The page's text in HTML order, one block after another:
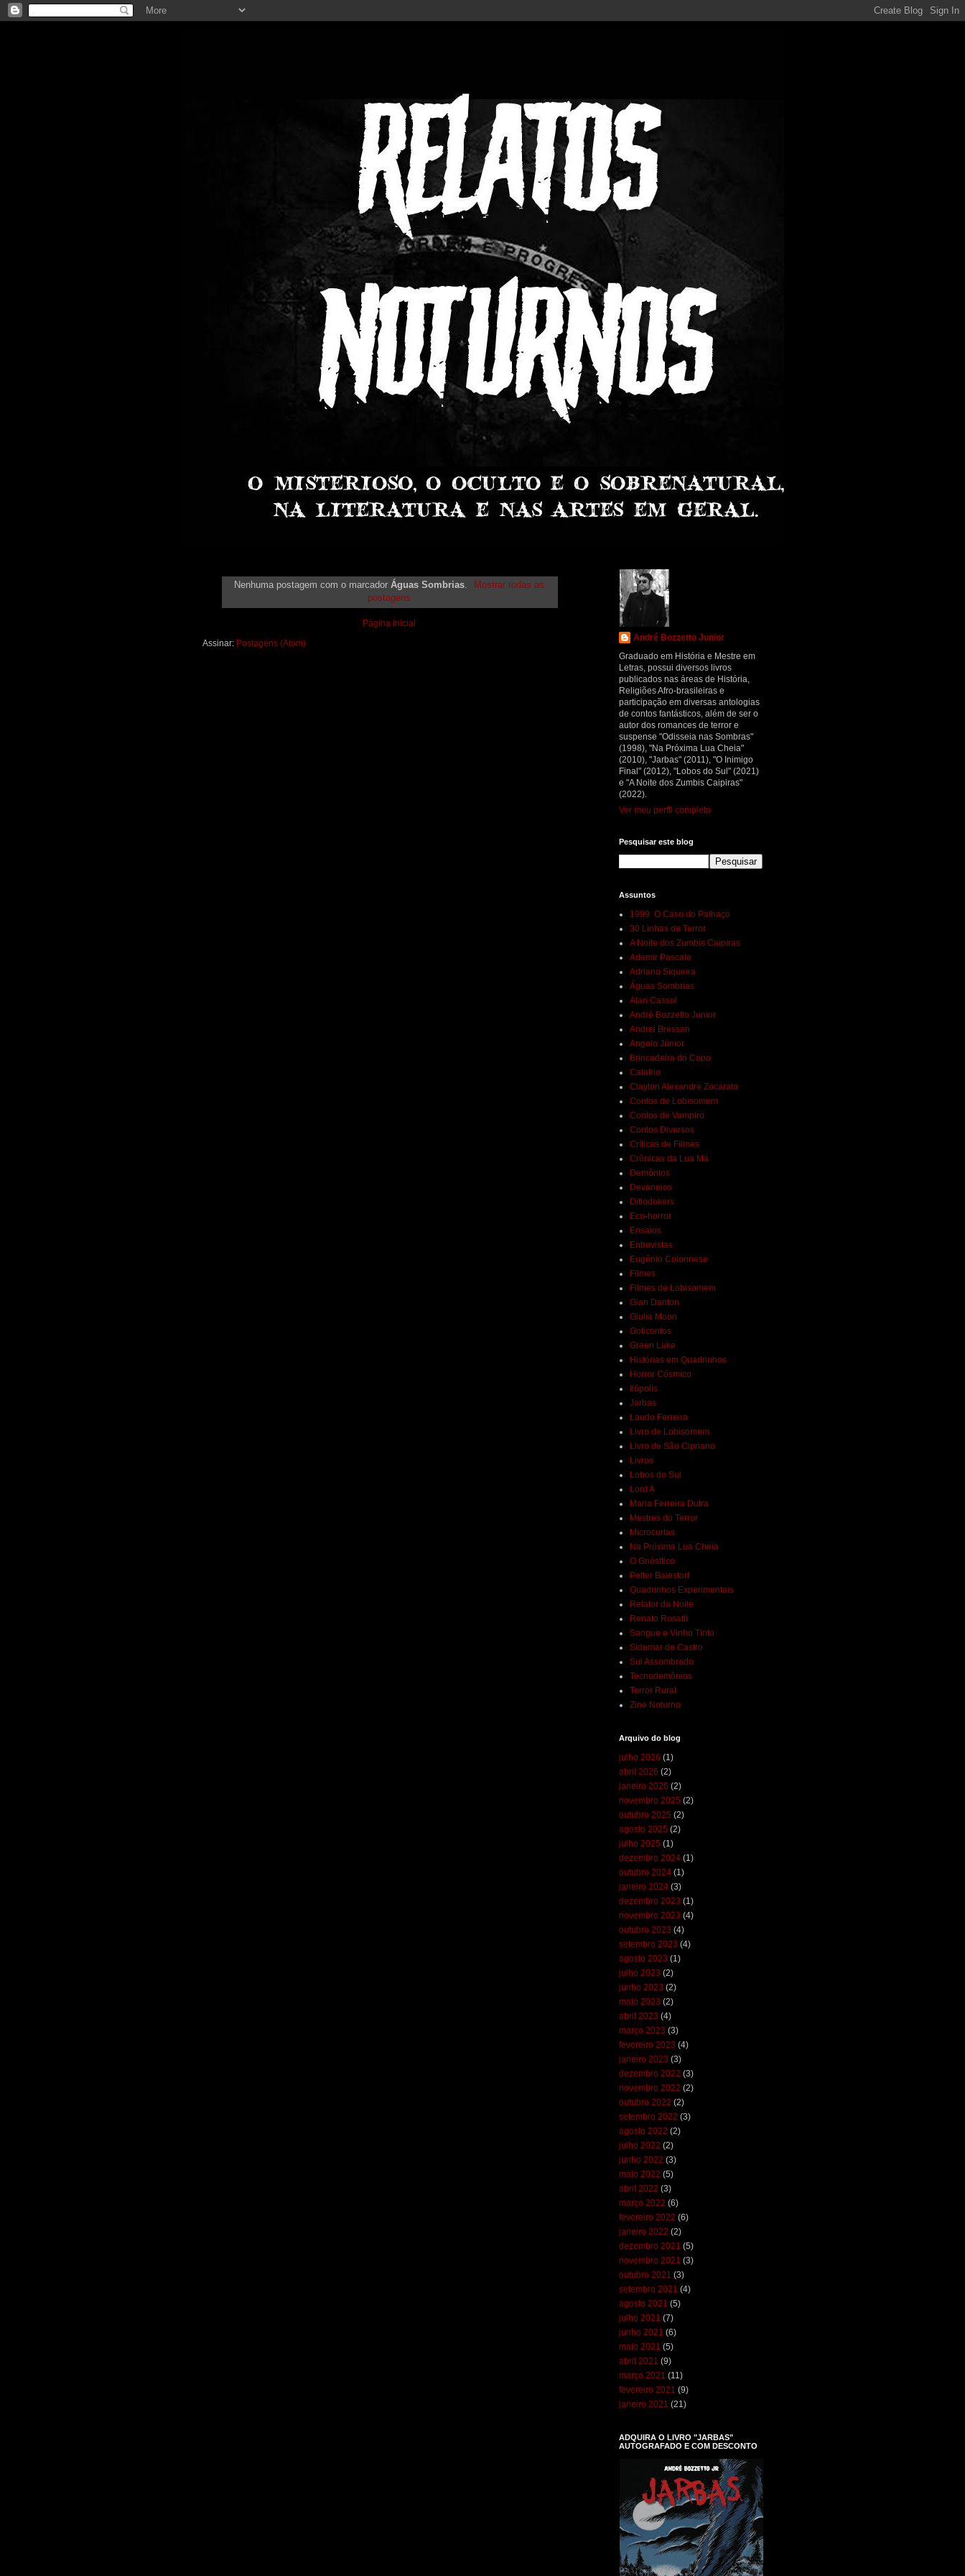
Nenhuma postagem com o marcador Águas Sombrias.
Mostrar todas as
postagens
Página inicial
Assinar: Postagens (Atom)
André Bozzetto Junior
Graduado em História e Mestre em
Letras, possui diversos livros
publicados nas áreas de História,
Religiões Afro-brasileiras e
participação em diversas antologias
de contos fantásticos, além de ser o
autor dos romances de terror e
suspense "Odisseia nas Sombras"
(1998), "Na Próxima Lua Cheia"
(2010), "Jarbas" (2011), "O Inimigo
Final" (2012), "Lobos do Sul" (2021)
e "A Noite dos Zumbis Caipiras"
(2022).
Ver meu perfil completo
Pesquisar este blog
Assuntos
1999: O Caso do Palhaço
30 Linhas de Terror
A Noite dos Zumbis Caipiras
Ademir Pascale
Adriano Siqueira
Águas Sombrias
Alan Cassol
André Bozzetto Junior
Andrei Bressan
Angelo Júnior
Brincadeira do Copo
Calafrio
Clayton Alexandre Zocarato
Contos de Lobisomem
Contos de Vampiro
Contos Diversos
Críticas de Filmes
Crônicas da Lua Má
Demônios
Devaneios
Dillodokers
Eco-horror
Ensaios
Entrevistas
Eugênio Colonnese
Filmes
Filmes de Lobisomem
Gian Danton
Giulia Moon
Goticontos
Green Lake
Histórias em Quadrinhos
Horror Cósmico
Ilópolis
Jarbas
Laudo Ferreira
Livro de Lobisomem
Livro de São Cipriano
Livros
Lobos do Sul
Lord A
Maria Ferreira Dutra
Mestres do Terror
Microcurtas
Na Próxima Lua Cheia
O Gnósttico
Petter Baiestorf
Quadrinhos Experimentais
Relator da Noite
Renato Rosatti
Sangue e Vinho Tinto
Sidemar de Castro
Sul Assombrado
Tecnodemônios
Terror Rural
Zine Noturno
Arquivo do blog
julho 2026 (1)
abril 2026 (2)
janeiro 2026 (2)
novembro 2025 (2)
outubro 2025 (2)
agosto 2025 (2)
julho 2025 (1)
dezembro 2024 (1)
outubro 2024 (1)
janeiro 2024 (3)
dezembro 2023 (1)
novembro 2023 (4)
outubro 2023 (4)
setembro 2023 (4)
agosto 2023 (1)
julho 2023 (2)
junho 2023 (2)
maio 2023 (2)
abril 2023 (4)
março 2023 (3)
fevereiro 2023 (4)
janeiro 2023 (3)
dezembro 2022 (3)
novembro 2022 (2)
outubro 2022 (2)
setembro 2022 (3)
agosto 2022 (2)
julho 2022 (2)
junho 2022 (3)
maio 2022 (5)
abril 2022 (3)
março 2022 (6)
fevereiro 2022 (6)
janeiro 2022 (2)
dezembro 2021 (5)
novembro 2021 (3)
outubro 2021 (3)
setembro 2021 (4)
agosto 2021 (5)
julho 2021 (7)
junho 2021 (6)
maio 2021 (5)
abril 2021 (9)
março 2021 (11)
fevereiro 2021 (9)
janeiro 2021 (21)
ADQUIRA O LIVRO "JARBAS"
AUTOGRAFADO E COM DESCONTO